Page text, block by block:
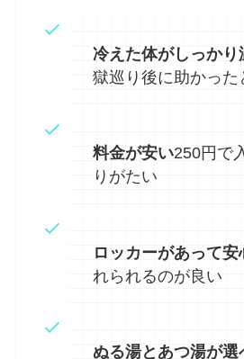
冷えた体がしっかり
獄巡り後に助かった
料金が安い250円で
りがたい
ロッカーがあって安
れられるのが良い
ぬる湯とあつ湯が選